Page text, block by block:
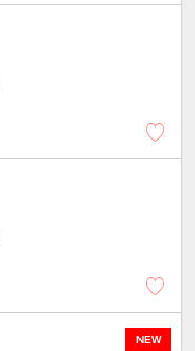
NEW